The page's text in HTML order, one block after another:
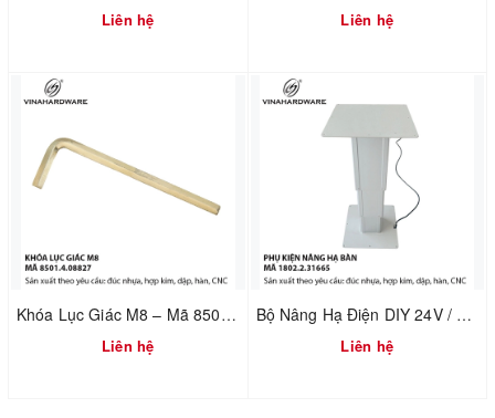
Liên hệ Liên hệ
Khóa Lục Giác M8 – Mã 8501.4.08827
Liên hệ
Bộ Nâng Hạ Điện DIY 24V / 220V – Cơ Cấu Nâng Bàn Tatami – Mã 1802.2.31665
Liên hệ